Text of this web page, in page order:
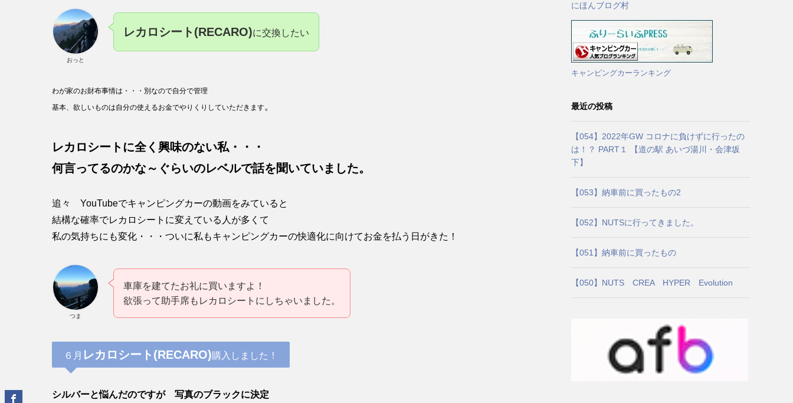
おっと
レカロシート(RECARO)に交換したい
わが家のお財布事情は・・・別なので自分で管理
基本、欲しいものは自分の使えるお金でやりくりしていただきます。
レカロシートに全く興味のない私・・・
何言ってるのかな～ぐらいのレベルで話を聞いていました。
追々 YouTubeでキャンピングカーの動画をみていると
結構な確率でレカロシートに変えている人が多くて
私の気持ちにも変化・・・ついに私もキャンピングカーの快適化に向けてお金を払う日がきた！
つま
車庫を建てたお礼に買いますよ！
欲張って助手席もレカロシートにしちゃいました。
６月 レカロシート(RECARO)購入しました！
シルバーと悩んだのですが 写真のブラックに決定
にほんブログ村
キャンピングカーランキング
最近の投稿
【054】2022年GW コロナに負けずに行ったの
は！？ PART１ 【道の駅 あいづ湯川・会津坂
下】
【053】納車前に買ったもの2
【052】NUTSに行ってきました。
【051】納車前に買ったもの
【050】NUTS CREA HYPER Evolution